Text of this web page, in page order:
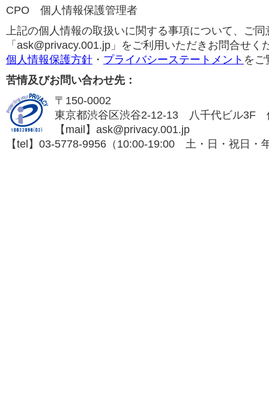
CPO 個人情報保護管理者
上記の個人情報の取扱いに関する事項について、ご同
「ask@privacy.001.jp」をご利用いただきお問合せく
個人情報保護方針 ・ プライバシーステートメント をご
苦情及びお問い合わせ先：
〒150-0002
東京都渋谷区渋谷2-12-13 八千代ビル3F
【mail】ask@privacy.001.jp
【tel】03-5778-9956（10:00-19:00 土・日・祝日・